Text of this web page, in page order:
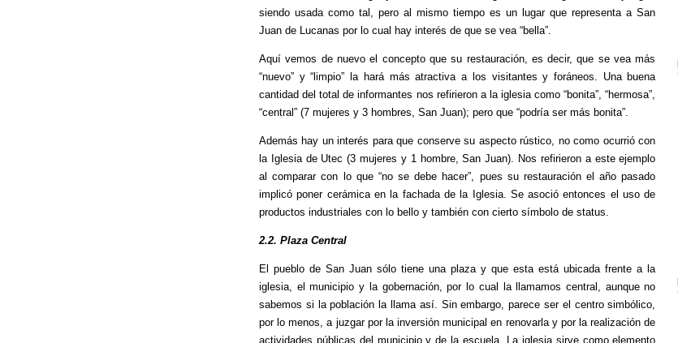
siendo usada como tal, pero al mismo tiempo es un lugar que representa a San
Juan de Lucanas por lo cual hay interés de que se vea “bella”.
Aquí vemos de nuevo el concepto que su restauración, es decir, que se vea más
“nuevo” y “limpio” la hará más atractiva a los visitantes y foráneos. Una buena
cantidad del total de informantes nos refirieron a la iglesia como “bonita”, “hermosa”,
“central” (7 mujeres y 3 hombres, San Juan); pero que “podría ser más bonita”.
Además hay un interés para que conserve su aspecto rústico, no como ocurrió con
la Iglesia de Utec (3 mujeres y 1 hombre, San Juan). Nos refirieron a este ejemplo
al comparar con lo que “no se debe hacer”, pues su restauración el año pasado
implicó poner cerámica en la fachada de la Iglesia. Se asoció entonces el uso de
productos industriales con lo bello y también con cierto símbolo de status.
2.2. Plaza Central
El pueblo de San Juan sólo tiene una plaza y que esta está ubicada frente a la
iglesia, el municipio y la gobernación, por lo cual la llamamos central, aunque no
sabemos si la población la llama así. Sin embargo, parece ser el centro simbólico,
por lo menos, a juzgar por la inversión municipal en renovarla y por la realización de
actividades públicas del municipio y de la escuela. La iglesia sirve como elemento